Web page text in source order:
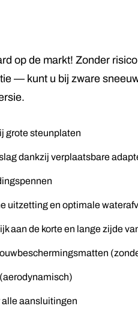
op de markt! Zonder
— kunt u bij zware
grote steunplaten
dankzij verplaatsbare
uitzetting en optimale
aan de korte en lange zijde
alle aansluitingen